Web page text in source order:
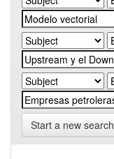
Start a new search